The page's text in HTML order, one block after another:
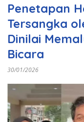
Penetapan
Tersangka
Dinilai
Bicara
30/01/2026